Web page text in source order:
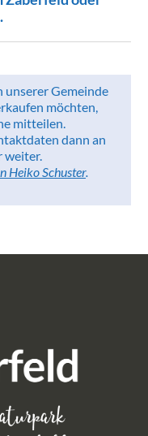
unserer Gemeinde
möchten,
mitteilen.
dann an
weiter.
Heiko Schuster.